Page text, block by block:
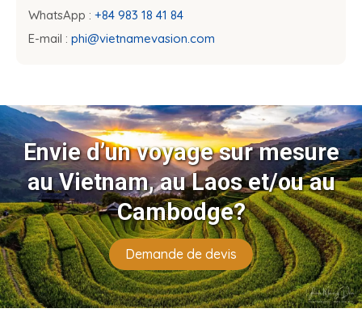
WhatsApp : +84 983 18 41 84
E-mail : phi@vietnamevasion.com
Envie d’un voyage sur mesure
au Vietnam, au Laos et/ou au
Cambodge?
Demande de devis